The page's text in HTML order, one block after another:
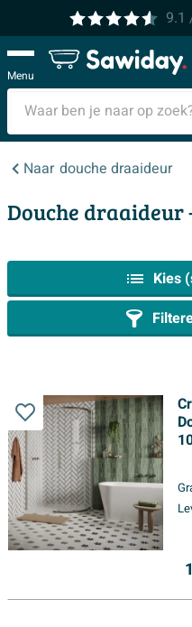
9.1
Menu
Naar douche draaideur
Douche draaideur
Kies